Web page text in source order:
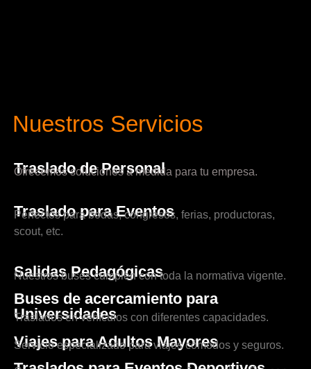
Nuestros Servicios
Traslado de Personal
Ofrecemos soluciones a medida para tu empresa.
Traslado para Eventos
Perfectos para bodas, congresos, ferias, productoras,
scout, etc.
Salidas Pedagógicas
Nuestros buses cumplen con toda la normativa vigente.
Buses de acercamiento para
Universidades
Traslados en vehículos con diferentes capacidades.
Viajes para Adultos Mayores
Servicio especializado para viajes cómodos y seguros.